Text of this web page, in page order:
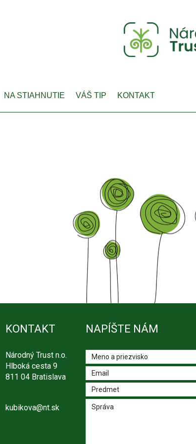
NA STIAHNUTIE VÁŠ TIP KONTAKT
KONTAKT
Národný Trust n.o.
Hlboká cesta 9
811 04 Bratislava
kubikova@nt.sk
NAPÍŠTE NÁM